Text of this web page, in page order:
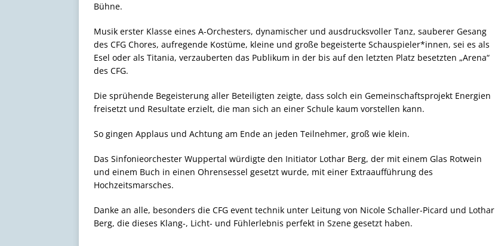
Bühne.
Musik erster Klasse eines A-Orchesters, dynamischer und ausdrucksvoller Tanz, sauberer Gesang
des CFG Chores, aufregende Kostüme, kleine und große begeisterte Schauspieler*innen, sei es als
Esel oder als Titania, verzauberten das Publikum in der bis auf den letzten Platz besetzten „Arena“
des CFG.
Die sprühende Begeisterung aller Beteiligten zeigte, dass solch ein Gemeinschaftsprojekt Energien
freisetzt und Resultate erzielt, die man sich an einer Schule kaum vorstellen kann.
So gingen Applaus und Achtung am Ende an jeden Teilnehmer, groß wie klein.
Das Sinfonieorchester Wuppertal würdigte den Initiator Lothar Berg, der mit einem Glas Rotwein
und einem Buch in einen Ohrensessel gesetzt wurde, mit einer Extraaufführung des
Hochzeitsmarsches.
Danke an alle, besonders die CFG event technik unter Leitung von Nicole Schaller-Picard und Lothar
Berg, die dieses Klang-, Licht- und Fühlerlebnis perfekt in Szene gesetzt haben.